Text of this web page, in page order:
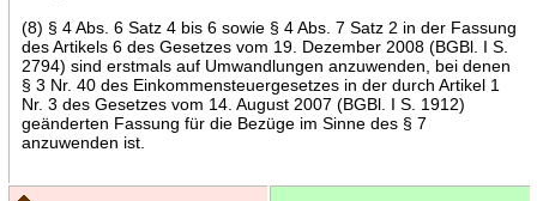
(8) § 4 Abs. 6 Satz 4 bis 6 sowie § 4 Abs. 7 Satz 2 in der Fassung
des Artikels 6 des Gesetzes vom 19. Dezember 2008 (BGBl. I S.
2794) sind erstmals auf Umwandlungen anzuwenden, bei denen
§ 3 Nr. 40 des Einkommensteuergesetzes in der durch Artikel 1
Nr. 3 des Gesetzes vom 14. August 2007 (BGBl. I S. 1912)
geänderten Fassung für die Bezüge im Sinne des § 7
anzuwenden ist.